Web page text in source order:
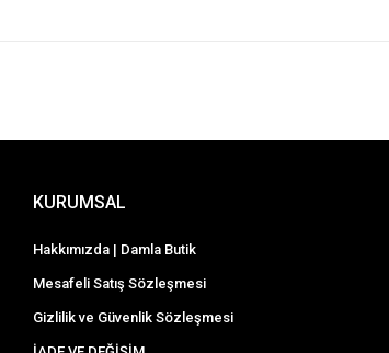
KURUMSAL
Hakkımızda | Damla Butik
Mesafeli Satış Sözleşmesi
Gizlilik ve Güvenlik Sözleşmesi